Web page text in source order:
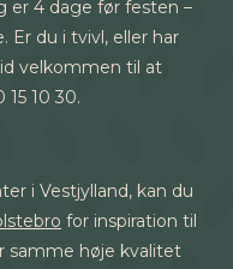
er 4 dage før festen –
Er du i tvivl, eller har
velkommen til at
10 30.
i Vestjylland, kan du
for inspiration til
samme høje kvalitet